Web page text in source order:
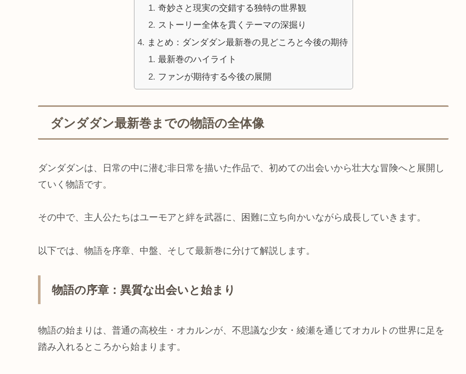
奇妙さと現実の交錯する独特の世界観
ストーリー全体を貫くテーマの深掘り
まとめ：ダンダダン最新巻の見どころと今後の期待
最新巻のハイライト
ファンが期待する今後の展開
ダンダダン最新巻までの物語の全体像
ダンダダンは、日常の中に潜む非日常を描いた作品で、初めての出会いから壮大な冒険へと展開し
ていく物語です。
その中で、主人公たちはユーモアと絆を武器に、困難に立ち向かいながら成長していきます。
以下では、物語を序章、中盤、そして最新巻に分けて解説します。
物語の序章：異質な出会いと始まり
物語の始まりは、普通の高校生・オカルンが、不思議な少女・綾瀬を通じてオカルトの世界に足を
踏み入れるところから始まります。